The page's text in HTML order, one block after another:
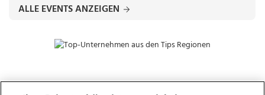
ALLE EVENTS ANZEIGEN